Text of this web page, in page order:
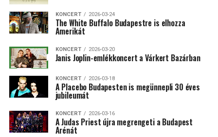
KONCERT 2026-03-24
The White Buffalo Budapestre is elhozza
Amerikát
KONCERT 2026-03-20
Janis Joplin-emlékkoncert a Várkert Bazárban
KONCERT 2026-03-18
A Placebo Budapesten is megünnepli 30 éves
jubileumát
KONCERT 2026-03-16
A Judas Priest újra megrengeti a Budapest
Arénát